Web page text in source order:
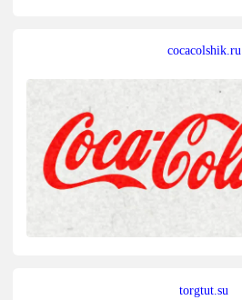
cocacolshik.ru
torgtut.su